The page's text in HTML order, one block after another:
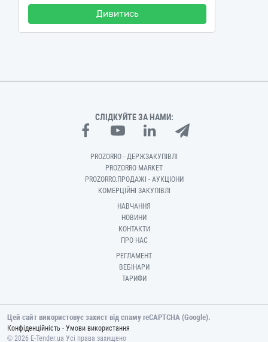
Дивитись
СЛІДКУЙТЕ ЗА НАМИ:
PROZORRO - ДЕРЖЗАКУПІВЛІ
PROZORRO MARKET
PROZORRO.ПРОДАЖІ - АУКЦІОНИ
КОМЕРЦІЙНІ ЗАКУПІВЛІ
НАВЧАННЯ
НОВИНИ
КОНТАКТИ
ПРО НАС
РЕГЛАМЕНТ
ВЕБІНАРИ
ТАРИФИ
Цей сайт використовує захист від спаму reCAPTCHA (Google).
Конфіденційність - Умови використання
© 2026 E-Tender.ua Усі права захищено